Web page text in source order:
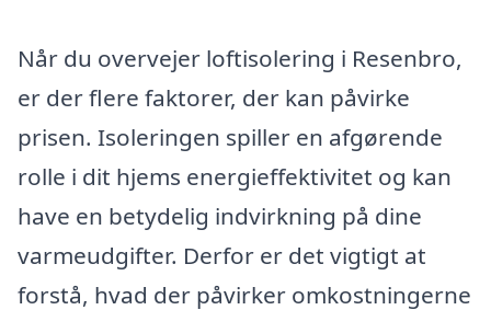
Når du overvejer loftisolering i Resenbro,
er der flere faktorer, der kan påvirke
prisen. Isoleringen spiller en afgørende
rolle i dit hjems energieffektivitet og kan
have en betydelig indvirkning på dine
varmeudgifter. Derfor er det vigtigt at
forstå, hvad der påvirker omkostningerne